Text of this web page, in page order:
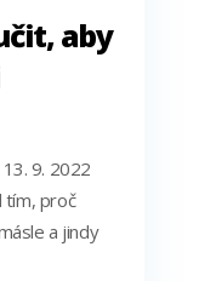
aby
9. 2022
tím, proč
a jindy